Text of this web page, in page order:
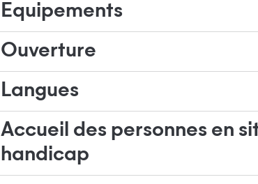
Equipements
Ouverture
Langues
Accueil des personnes en
handicap